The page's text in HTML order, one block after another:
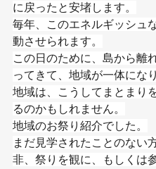
に戻ったと安堵します。
毎年、このエネルギッシュ
動させられます。
この日のために、島から離
ってきて、地域が一体にな
地域は、こうしてまとまり
るのかもしれません。
地域のお祭り紹介でした。
まだ見学されたことのない
非、祭りを観に、もしくは